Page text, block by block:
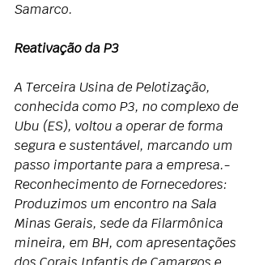
Samarco.
Reativação da P3
A Terceira Usina de Pelotização,
conhecida como P3, no complexo de
Ubu (ES), voltou a operar de forma
segura e sustentável, marcando um
passo importante para a empresa.-
Reconhecimento de Fornecedores:
Produzimos um encontro na Sala
Minas Gerais, sede da Filarmônica
mineira, em BH, com apresentações